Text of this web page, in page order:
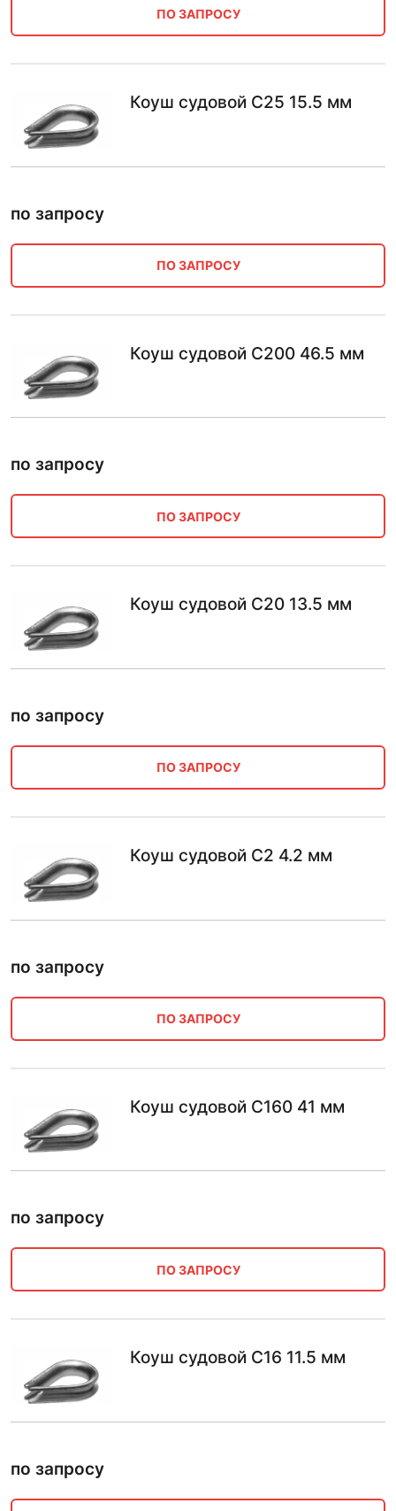
ПО ЗАПРОСУ
Коуш судовой С25 15.5 мм
по запросу
ПО ЗАПРОСУ
Коуш судовой С200 46.5 мм
по запросу
ПО ЗАПРОСУ
Коуш судовой С20 13.5 мм
по запросу
ПО ЗАПРОСУ
Коуш судовой С2 4.2 мм
по запросу
ПО ЗАПРОСУ
Коуш судовой С160 41 мм
по запросу
ПО ЗАПРОСУ
Коуш судовой С16 11.5 мм
по запросу